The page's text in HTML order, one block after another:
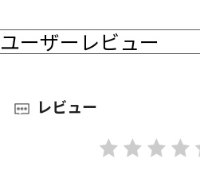
ユーザーレビュー
レビュー